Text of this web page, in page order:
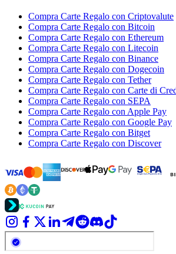
Compra Carte Regalo con Criptovalute
Compra Carte Regalo con Bitcoin
Compra Carte Regalo con Ethereum
Compra Carte Regalo con Litecoin
Compra Carte Regalo con Binance
Compra Carte Regalo con Dogecoin
Compra Carte Regalo con Tether
Compra Carte Regalo con Carte di
Compra Carte Regalo con SEPA
Compra Carte Regalo con Apple Pay
Compra Carte Regalo con Google Pay
Compra Carte Regalo con Bitget
Compra Carte Regalo con Discover